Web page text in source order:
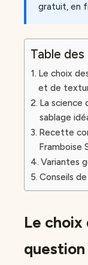
gratuit, en
Table
Le choix
et de
La science
sablage
Recette
Framboise
Variantes
Conseils
Le choix